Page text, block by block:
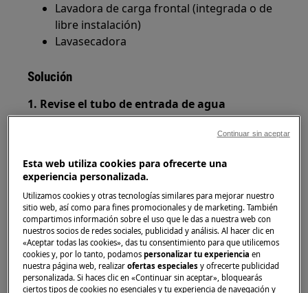
Lavadora de carga frontal (integrada o de
libre instalación)
Lavasecadora
Solución
1. Revise el tubo de entrada de agua
Cualquier fuga en la manguera puede
máquina al lado del panel posterior, así
que debe revisar las conexiones de el tubo
de entrada de agua con el grifo y con la
máquina.
Si esta es la causa, la máquina debería
inclinarse como se indica bajo el título
""Revise si hay colada aprisionada en la
máquina"" para que esta pueda arrancar
Esta web utiliza cookies para ofrecerte una
experiencia personalizada.
Utilizamos cookies y otras tecnologías similares para mejorar nuestro
sitio web, así como para fines promocionales y de marketing. También
compartimos información sobre el uso que le das a nuestra web con
nuestros socios de redes sociales, publicidad y análisis. Al hacer clic en
«Aceptar todas las cookies», das tu consentimiento para que utilicemos
cookies y, por lo tanto, podamospersonalizar tu experienciaen
nuestra página web, realizarofertas especiales y ofrecerte publicidad
personalizada. Si haces clic en «Continuar sin aceptar», bloquearás
ciertos tipos de cookies no esenciales y tu experiencia de navegación y
Continuar sin aceptar